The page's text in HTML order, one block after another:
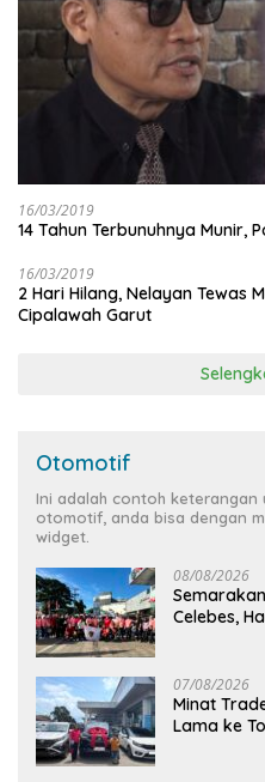
16/03/2019
14 Tahun Terbunuhnya Munir,
16/03/2019
2 Hari Hilang, Nelayan Tewas
Cipalawah Garut
Otomotif
Ini adalah contoh
otomotif, anda bisa dengan
widget.
08/08/2026
Celebes,
07/08/2026
Minat
Lama ke